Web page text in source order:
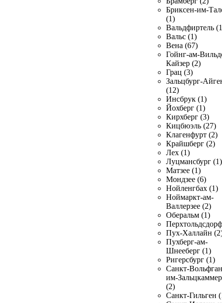
Бриксен-им-
(1)
Вальдфиртель
Вальс (1)
Вена (67)
Гойнг-ам-
Кайзер (2)
Грац (3)
Зальцбург-
(12)
Инсбрук (1)
Йохберг (1)
Кирхберг (3)
Кицбюэль (27)
Клагенфурт (2)
Крайшберг (2)
Лех (1)
Луцмансбург (1)
Матзее (1)
Мондзее (6)
Нойленгбах (1)
Ноймаркт-ам-
Валлерзее (2)
Оберальм (1)
Пух-Халлайн
Пухберг-ам-
Шнееберг (1)
Ригерсбург (1)
Санкт-
им-
(2)
Санкт-Гильген